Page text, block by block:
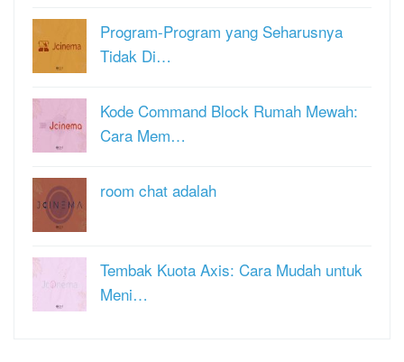
Program-Program yang Seharusnya
Tidak Di…
Kode Command Block Rumah Mewah:
Cara Mem…
room chat adalah
Tembak Kuota Axis: Cara Mudah untuk
Meni…